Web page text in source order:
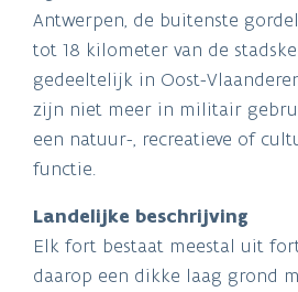
Antwerpen, de buitenste
tot 18 kilometer van de
gedeeltelijk in Oost-
zijn niet meer in militair
een natuur-, recreatieve of
functie.
Landelijke beschrijving
Elk fort bestaat meestal uit
daarop een dikke laag grond